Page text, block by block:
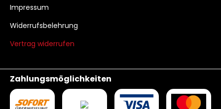
Impressum
Widerrufsbelehrung
Vertrag widerrufen
Zahlungsmöglichkeiten